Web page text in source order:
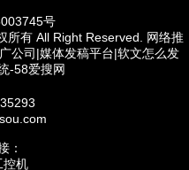
号
所有 All Right Reserved. 网络推
公司|媒体发稿平台|软文怎么发
-58爱搜网
：
控机